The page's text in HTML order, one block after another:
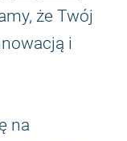
że Twój
i
na